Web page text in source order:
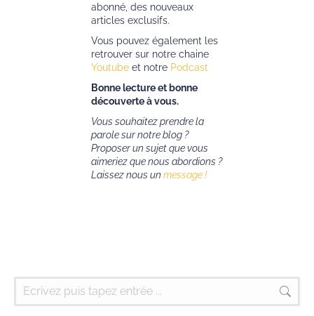
abonné, des nouveaux
articles exclusifs.
Vous pouvez également les
retrouver sur notre chaine
Youtube et notre Podcast
Bonne lecture et bonne
découverte à vous.
Vous souhaitez prendre la
parole sur notre blog ?
Proposer un sujet que vous
aimeriez que nous abordions ?
Laissez nous un message !